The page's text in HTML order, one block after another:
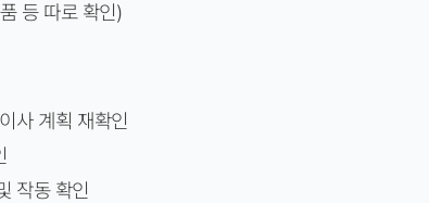
등 따로 확인)
사 계획 재확인
작동 확인